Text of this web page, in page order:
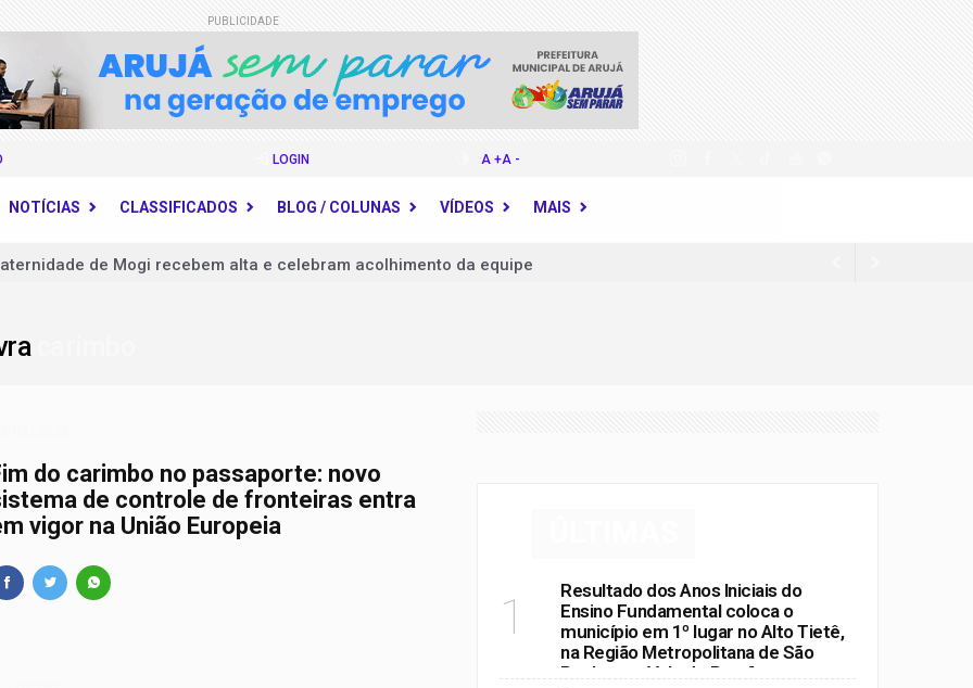
PUBLICIDADE
LOGIN A +A -
NOTÍCIAS CLASSIFICADOS BLOG / COLUNAS VÍDEOS MAIS
de Mogi recebem alta e celebram acolhimento da equipe
quarta parecer sobre mudanças no Código de Trânsito
para valorizar preceptores de residência médica
de processos judiciais para atrasar cumprimento de leis
de combate ao transfeminicídio
de Guararema é destaque no Ideb nacional
reforça proteção às mulheres com atuação 24 horas por dia em Suzano
abertas em Arujá: veja como concorrer
do carimbo no passaporte: novo
de controle de fronteiras entra
vigor na União Europeia
1
Resultado dos Anos Iniciais do
Ensino Fundamental coloca o
município em 1º lugar no Alto Tietê,
na Região Metropolitana de São
Paulo e no Vale do Paraíba